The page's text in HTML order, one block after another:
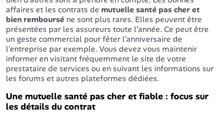
affaires et les contrats de mutuelle santé pas cher et
bien remboursé ne sont plus rares. Elles peuvent être
présentées par les assureurs toute l’année. Ce peut être
un geste commercial pour fêter l’anniversaire de
l’entreprise par exemple. Vous devez vous maintenir
informer en visitant fréquemment le site de votre
prestataire de services ou en suivant les informations sur
les forums et autres plateformes dédiées.
Une mutuelle santé pas cher et fiable : focus sur
les détails du contrat